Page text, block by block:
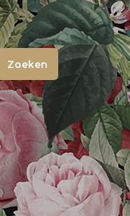
Zoeken